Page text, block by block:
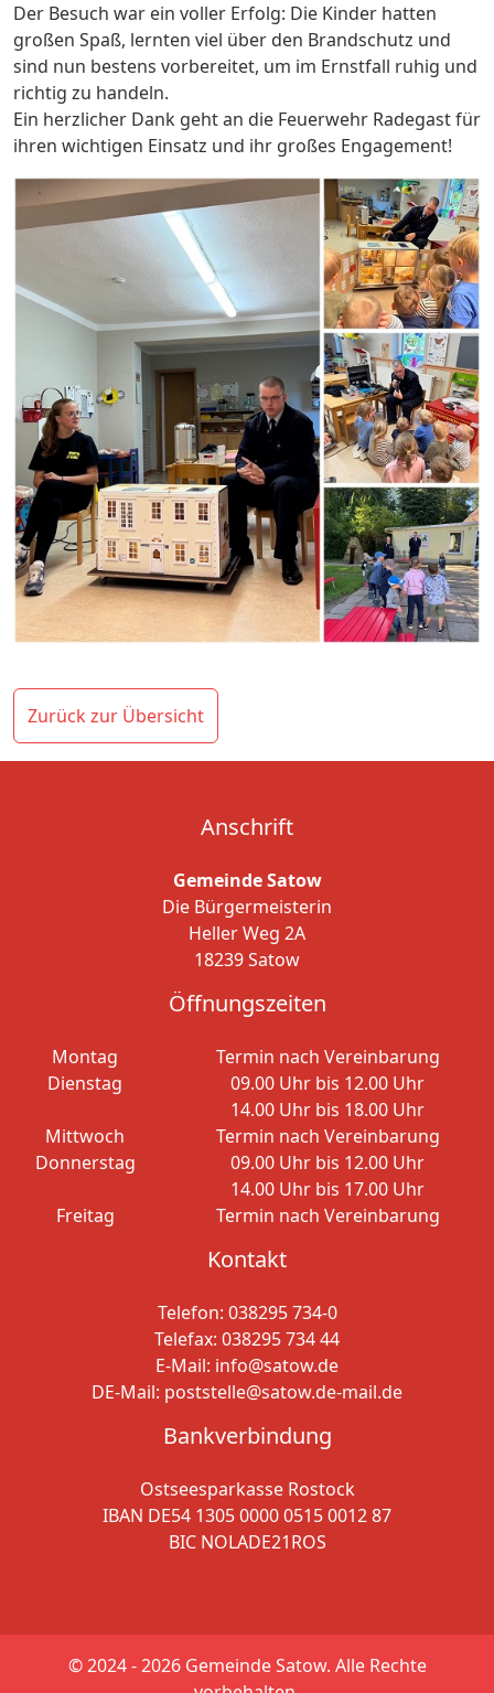
Der Besuch war ein voller Erfolg: Die Kinder hatten
großen Spaß, lernten viel über den Brandschutz und
sind nun bestens vorbereitet, um im Ernstfall ruhig und
richtig zu handeln.
Ein herzlicher Dank geht an die Feuerwehr Radegast für
ihren wichtigen Einsatz und ihr großes Engagement!
Zurück zur Übersicht
Anschrift
Gemeinde Satow
Die Bürgermeisterin
Heller Weg 2A
18239 Satow
Öffnungszeiten
Montag
Termin nach Vereinbarung
Dienstag
09.00 Uhr bis 12.00 Uhr
14.00 Uhr bis 18.00 Uhr
Mittwoch
Termin nach Vereinbarung
Donnerstag
09.00 Uhr bis 12.00 Uhr
14.00 Uhr bis 17.00 Uhr
Freitag
Termin nach Vereinbarung
Kontakt
Telefon: 038295 734-0
Telefax: 038295 734 44
E-Mail: info@satow.de
DE-Mail: poststelle@satow.de-mail.de
Bankverbindung
Ostseesparkasse Rostock
IBAN DE54 1305 0000 0515 0012 87
BIC NOLADE21ROS
© 2024 - 2026Gemeinde Satow. Alle Rechte